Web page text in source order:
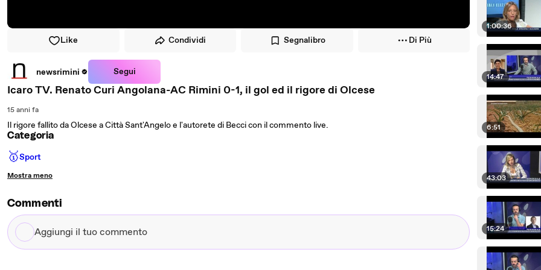
Like Condividi Segnalibro Di Più
newsrimini Segui
Icaro TV. Renato Curi Angolana-AC Rimini 0-1, il gol ed il rigore di Olcese
15 anni fa
Il rigore fallito da Olcese a Città Sant'Angelo e l'autorete di Becci con il commento live.
Categoria
🥇Sport
Mostra meno
Commenti
Aggiungi
il
1:00:36
14:47
6:51
43:03
15:24